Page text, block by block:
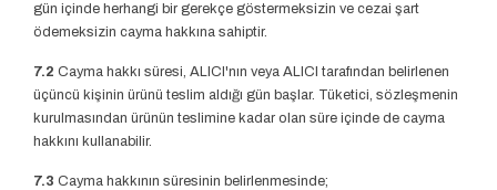
gün içinde herhangi bir gerekçe göstermeksizin ve cezai şart
ödemeksizin cayma hakkına sahiptir.
7.2 Cayma hakkı süresi, ALICI'nın veya ALICI tarafından belirlenen
üçüncü kişinin ürünü teslim aldığı gün başlar. Tüketici, sözleşmenin
kurulmasından ürünün teslimine kadar olan süre içinde de cayma
hakkını kullanabilir.
7.3 Cayma hakkının süresinin belirlenmesinde;